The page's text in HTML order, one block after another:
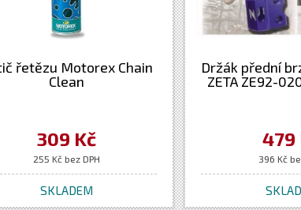
řetězu Motorex Chain
Clean
309 Kč
255 Kč bez DPH
SKLADEM
Držák přední
ZETA ZE92-
479
396 Kč